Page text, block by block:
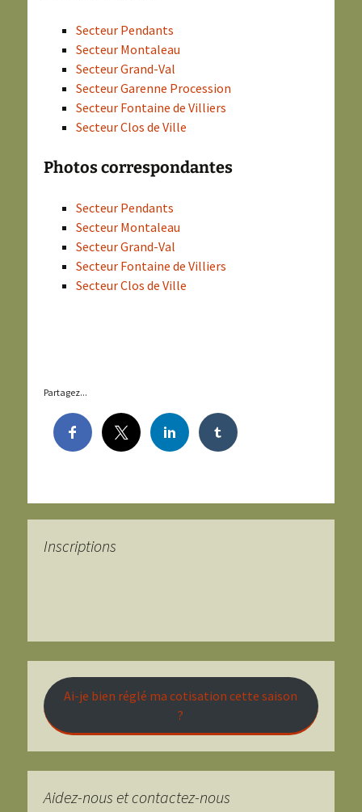
Secteur Pendants
Secteur Montaleau
Secteur Grand-Val
Secteur Garenne Procession
Secteur Fontaine de Villiers
Secteur Clos de Ville
Photos correspondantes
Secteur Pendants
Secteur Montaleau
Secteur Grand-Val
Secteur Fontaine de Villiers
Secteur Clos de Ville
Partagez...
Inscriptions
Ai-je bien réglé ma cotisation cette saison
?
Aidez-nous et contactez-nous